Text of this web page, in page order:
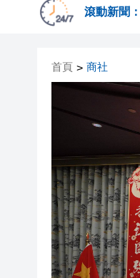
滾動新聞：
首頁 > 商社